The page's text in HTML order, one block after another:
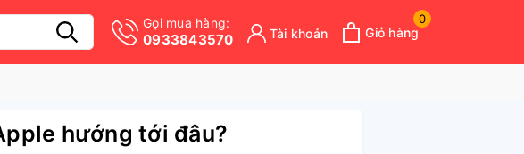
Gọi mua hàng:
0933843570 Tài khoản
0
Giỏ hàng
hướng tới đâu?